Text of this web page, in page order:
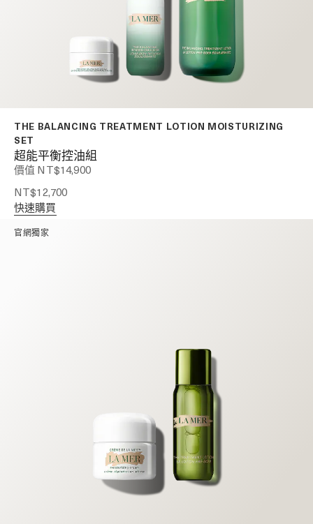
THE BALANCING TREATMENT LOTION MOISTURIZING
SET
超能平衡控油組
價值 NT$14,900
NT$12,700
快速購買
官網獨家